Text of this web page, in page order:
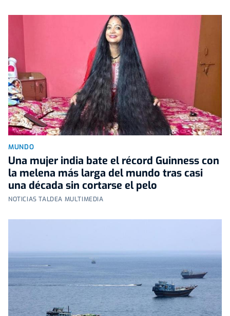
MUNDO
Una mujer india bate el récord Guinness con
la melena más larga del mundo tras casi
una década sin cortarse el pelo
NOTICIAS TALDEA MULTIMEDIA